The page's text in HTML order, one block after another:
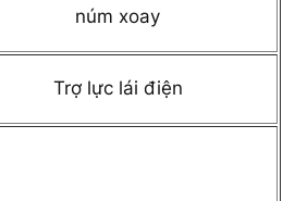
núm xoay
Trợ lực lái điện